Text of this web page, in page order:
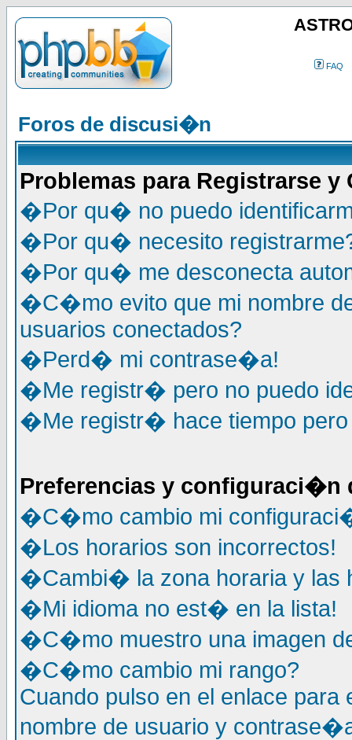
FAQ
Foros de discusi�n
Problemas para Registrarse y
�Por qu� no puedo
�Por qu� necesito
�Por qu� me desconecta
�C�mo evito que mi nombre
usuarios conectados?
�Perd� mi contrase�a!
�Me registr� pero no puedo
�Me registr� hace tiempo pero
Preferencias y configuraci�n
�C�mo cambio mi
�Los horarios son incorrectos!
�Cambi� la zona horaria y las
�Mi idioma no est� en la lista!
�C�mo muestro una imagen
�C�mo cambio mi rango?
Cuando pulso en el enlace
nombre de usuario y